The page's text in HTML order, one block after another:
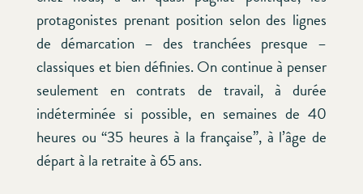
protagonistes prenant position selon des lignes
de démarcation – des tranchées presque –
classiques et bien définies. On continue à penser
seulement en contrats de travail, à durée
indéterminée si possible, en semaines de 40
heures ou “35 heures à la française”, à l’âge de
départ à la retraite à 65 ans.